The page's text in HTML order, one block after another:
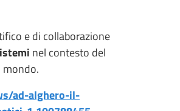
e di collaborazione
nel contesto del
mondo.
ad-alghero-il-